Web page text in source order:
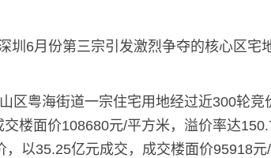
6月份第三宗引发激烈争夺的核心区宅地
粤海街道一宗住宅用地经过近300轮竞
交楼面价108680元/平方米，溢价率达
，以35.25亿元成交，成交楼面价95918元